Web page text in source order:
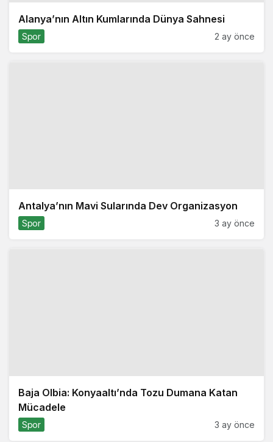
Alanya’nın Altın Kumlarında Dünya Sahnesi
Spor 2 ay önce
Antalya’nın Mavi Sularında Dev Organizasyon
Spor 3 ay önce
Baja Olbia: Konyaaltı’nda Tozu Dumana Katan
Mücadele
Spor 3 ay önce